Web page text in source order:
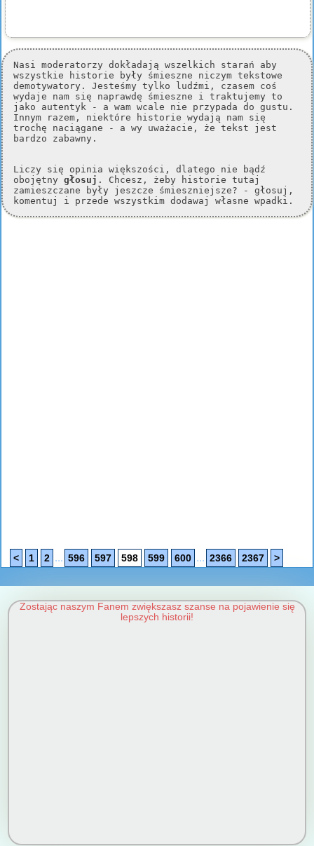
Nasi moderatorzy dokładają wszelkich starań aby
wszystkie historie były śmieszne niczym tekstowe
demotywatory. Jesteśmy tylko ludźmi, czasem coś
wydaje nam się naprawdę śmieszne i traktujemy to
jako autentyk - a wam wcale nie przypada do gustu.
Innym razem, niektóre historie wydają nam się
trochę naciągane - a wy uważacie, że tekst jest
bardzo zabawny.
Liczy się opinia większości, dlatego nie bądź
obojętny głosuj . Chcesz, żeby historie tutaj
zamieszczane były jeszcze śmieszniejsze? - głosuj,
komentuj i przede wszystkim dodawaj własne wpadki.
< 1 2 ... 596 597 598 599 600 ... 2366 2367 >
Zostając naszym Fanem zwiększasz szanse na pojawienie się
lepszych historii!